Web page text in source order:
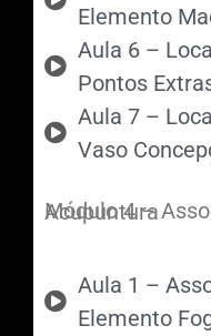
Elemento
Aula 6 –
Pontos
Aula 7 –
Vaso
Módulo 4 – Associando os Pontos de Acupuntura
Aula 1 –
Elemento